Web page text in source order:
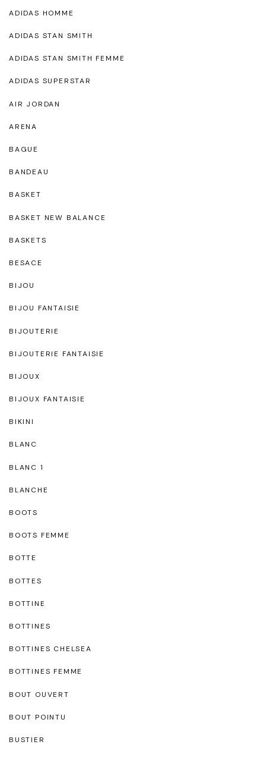
ADIDAS HOMME
ADIDAS STAN SMITH
ADIDAS STAN SMITH FEMME
ADIDAS SUPERSTAR
AIR JORDAN
ARENA
BAGUE
BANDEAU
BASKET
BASKET NEW BALANCE
BASKETS
BESACE
BIJOU
BIJOU FANTAISIE
BIJOUTERIE
BIJOUTERIE FANTAISIE
BIJOUX
BIJOUX FANTAISIE
BIKINI
BLANC
BLANC 1
BLANCHE
BOOTS
BOOTS FEMME
BOTTE
BOTTES
BOTTINE
BOTTINES
BOTTINES CHELSEA
BOTTINES FEMME
BOUT OUVERT
BOUT POINTU
BUSTIER